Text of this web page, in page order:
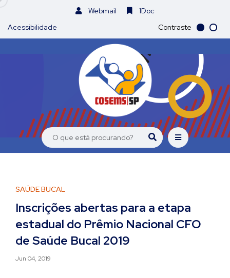
Webmail
1Doc
Acessibilidade
Contraste
SAÚDE BUCAL
Inscrições abertas para a etapa
estadual do Prêmio Nacional CFO
de Saúde Bucal 2019
Jun 04, 2019